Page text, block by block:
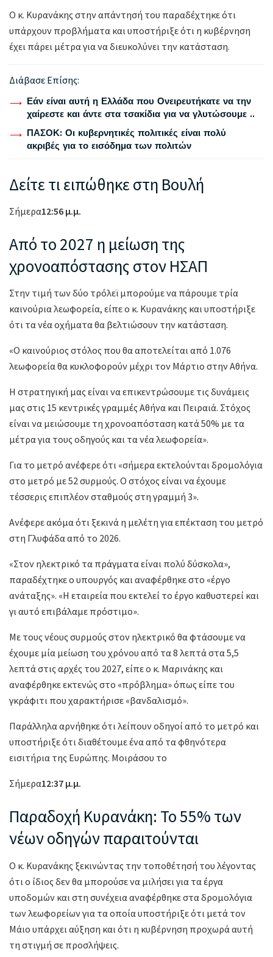
Ο κ. Κυρανάκης στην απάντησή του παραδέχτηκε ότι
υπάρχουν προβλήματα και υποστήριξε ότι η κυβέρνηση
έχει πάρει μέτρα για να διευκολύνει την κατάσταση.
Διάβασε Επίσης:
Εάν είναι αυτή η Ελλάδα που Ονειρευτήκατε να την
χαίρεστε και άντε στα τσακίδια για να γλυτώσουμε ..
ΠΑΣΟΚ: Οι κυβερνητικές πολιτικές είναι πολύ
ακριβές για το εισόδημα των πολιτών
Δείτε τι ειπώθηκε στη Βουλή
Σήμερα12:56 μ.μ.
Από το 2027 η μείωση της
χρονοαπόστασης στον ΗΣΑΠ
Στην τιμή των δύο τρόλεϊ μπορούμε να πάρουμε τρία
καινούρια λεωφορεία, είπε ο κ. Κυρανάκης και υποστήριξε
ότι τα νέα οχήματα θα βελτιώσουν την κατάσταση.
«Ο καινούριος στόλος που θα αποτελείται από 1.076
λεωφορεία θα κυκλοφορούν μέχρι τον Μάρτιο στην Αθήνα.
Η στρατηγική μας είναι να επικεντρώσουμε τις δυνάμεις
μας στις 15 κεντρικές γραμμές Αθήνα και Πειραιά. Στόχος
είναι να μειώσουμε τη χρονοαπόσταση κατά 50% με τα
μέτρα για τους οδηγούς και τα νέα λεωφορεία».
Για το μετρό ανέφερε ότι «σήμερα εκτελούνται δρομολόγια
στο μετρό με 52 συρμούς. Ο στόχος είναι να έχουμε
τέσσερις επιπλέον σταθμούς στη γραμμή 3».
Ανέφερε ακόμα ότι ξεκινά η μελέτη για επέκταση του μετρό
στη Γλυφάδα από το 2026.
«Στον ηλεκτρικό τα πράγματα είναι πολύ δύσκολα»,
παραδέχτηκε ο υπουργός και αναφέρθηκε στο «έργο
ανάταξης». «Η εταιρεία που εκτελεί το έργο καθυστερεί και
γι αυτό επιβάλαμε πρόστιμο».
Με τους νέους συρμούς στον ηλεκτρικό θα φτάσουμε να
έχουμε μία μείωση του χρόνου από τα 8 λεπτά στα 5,5
λεπτά στις αρχές του 2027, είπε ο κ. Μαρινάκης και
αναφέρθηκε εκτενώς στο «πρόβλημα» όπως είπε του
γκράφιτι που χαρακτήρισε «βανδαλισμό».
Παράλληλα αρνήθηκε ότι λείπουν οδηγοί από το μετρό και
υποστήριξε ότι διαθέτουμε ένα από τα φθηνότερα
εισιτήρια της Ευρώπης. Μοιράσου το
Σήμερα12:37 μ.μ.
Παραδοχή Κυρανάκη: Το 55% των
νέων οδηγών παραιτούνται
Ο κ. Κυρανάκης ξεκινώντας την τοποθέτησή του λέγοντας
ότι ο ίδιος δεν θα μπορούσε να μιλήσει για τα έργα
υποδομών και στη συνέχεια αναφέρθηκε στα δρομολόγια
των λεωφορείων για τα οποία υποστήριξε ότι μετά τον
Μάιο υπάρχει αύξηση και ότι η κυβέρνηση προχωρά αυτή
τη στιγμή σε προσλήψεις.